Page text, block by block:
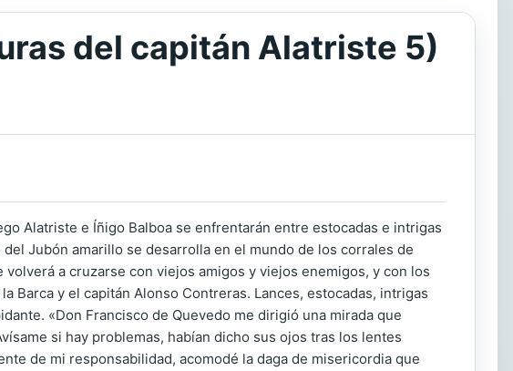
del capitán Alatriste 5)
Alatriste e Íñigo Balboa se enfrentarán entre estocadas e intrigas
Jubón amarillo se desarrolla en el mundo de los corrales de
a cruzarse con viejos amigos y viejos enemigos, y con los
Barca y el capitán Alonso Contreras. Lances, estocadas, intrigas
«Don Francisco de Quevedo me dirigió una mirada que
si hay problemas, habían dicho sus ojos tras los lentes
de mi responsabilidad, acomodé la daga de misericordia que